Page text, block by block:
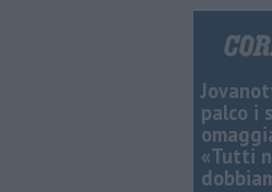
palco i
«Tutti